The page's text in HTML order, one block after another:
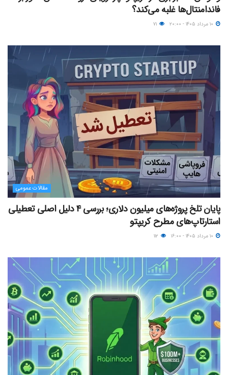
فاندامنتال‌ها غلبه می‌کند؟
مقالات عمومی
پایان تلخ پروژه‌های میلیون دلاری؛ بررسی ۴ دلیل اصلی تعطیلی
استارتاپ‌های مطرح کریپتو